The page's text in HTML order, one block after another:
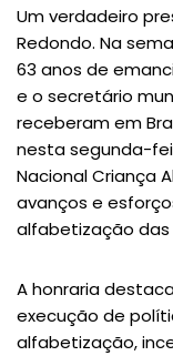
Um verdadeiro
Redondo. Na
63 anos de
e o secretário
receberam em
nesta segunda-
Nacional Criança
avanços e
alfabetização das
A honraria
execução de
alfabetização,